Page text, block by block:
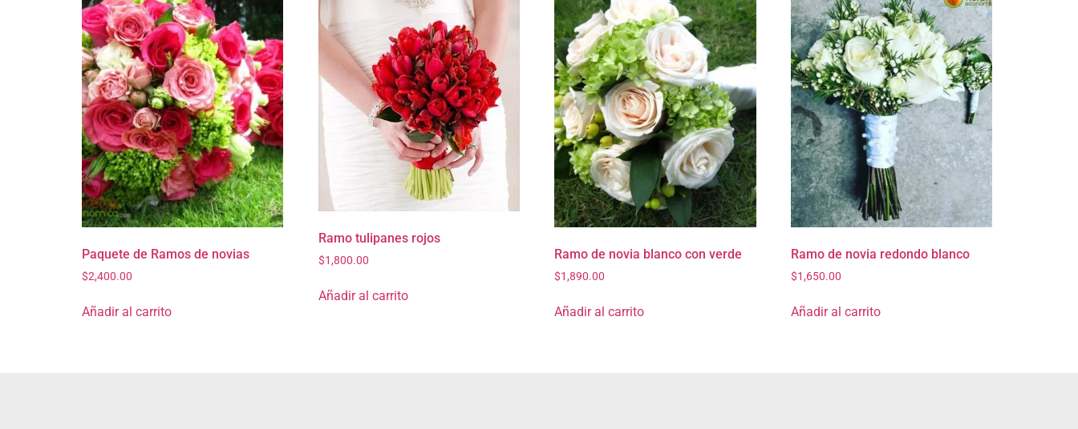
Paquete de Ramos de novias
$2,400.00
Añadir al carrito
Ramo tulipanes rojos
$1,800.00
Añadir al carrito
Ramo de novia blanco con verde
$1,890.00
Añadir al carrito
Ramo de novia redondo blanco
$1,650.00
Añadir al carrito